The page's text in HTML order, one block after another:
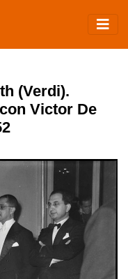
(Verdi).
Victor De